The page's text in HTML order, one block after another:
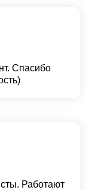
Спасибо
Работают